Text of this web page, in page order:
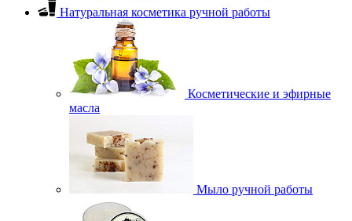
Натуральная косметика ручной работы
Косметические и эфирные
масла
Мыло ручной работы